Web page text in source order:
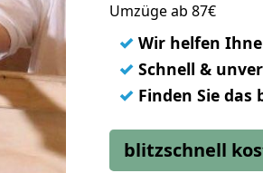
Umzüge ab 87€
✓ Wir helfen
✓ Schnell &
✓ Finden Sie
blitzschnell